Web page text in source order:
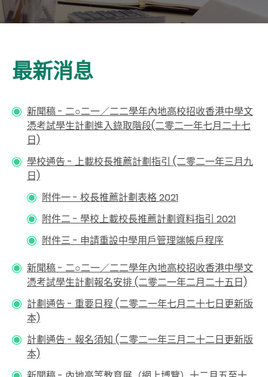
最新消息
新聞稿 - 二○二一／二二學年內地高校招收香港中學文
憑考試學生計劃進入錄取階段(二零二一年七月二十七
日)
學校通告 - 上載校長推薦計劃指引 (二零二一年三月九
日)
附件一 - 校長推薦計劃表格 2021
附件二 - 學校上載校長推薦計劃資料指引 2021
附件三 - 申請重設中學用戶管理端帳戶程序
新聞稿 - 二○二一／二二學年內地高校招收香港中學文
憑考試學生計劃報名安排 (二零二一年二月二十五日)
計劃通告 - 重要日程 (二零二一年七月二十七日更新版
本)
計劃通告 - 報名須知 (二零二一年三月二十二日更新版
本)